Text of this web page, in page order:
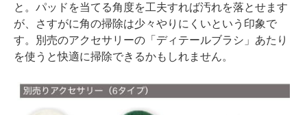
と。パッドを当てる角度を工夫すれば汚れを落とせます
が、さすがに角の掃除は少々やりにくいという印象で
す。別売のアクセサリーの「ディテールブラシ」あたり
を使うと快適に掃除できるかもしれません。